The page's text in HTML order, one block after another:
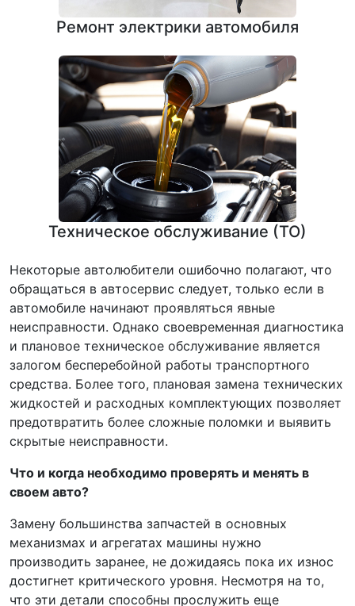
Ремонт электрики автомобиля
Техническое обслуживание (ТО)
Некоторые автолюбители ошибочно полагают, что
обращаться в автосервис следует, только если в
автомобиле начинают проявляться явные
неисправности. Однако своевременная диагностика
и плановое техническое обслуживание является
залогом бесперебойной работы транспортного
средства. Более того, плановая замена технических
жидкостей и расходных комплектующих позволяет
предотвратить более сложные поломки и выявить
скрытые неисправности.
Что и когда необходимо проверять и менять в
своем авто?
Замену большинства запчастей в основных
механизмах и агрегатах машины нужно
производить заранее, не дожидаясь пока их износ
достигнет критического уровня. Несмотря на то,
что эти детали способны прослужить еще